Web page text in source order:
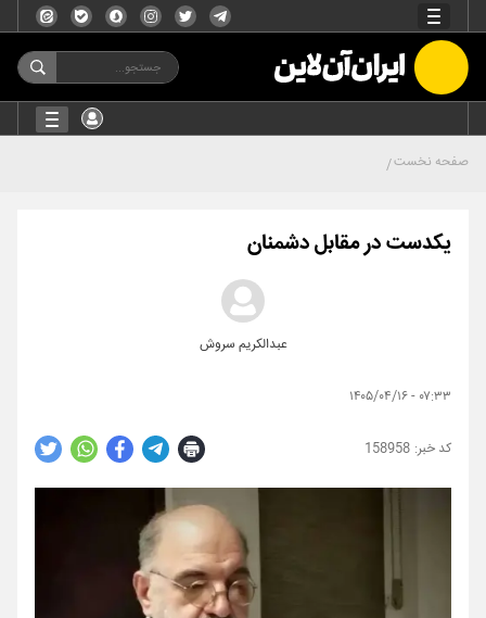
صفحه نخست
یکدست در مقابل دشمنان
عبدالکریم سروش
۰۷:۳۳ - ۱۴۰۵/۰۴/۱۶
158958